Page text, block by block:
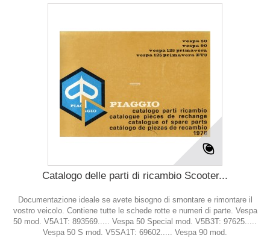
Catalogo delle parti di ricambio Scooter...
Documentazione ideale se avete bisogno di smontare e rimontare il
vostro veicolo. Contiene tutte le schede rotte e numeri di parte. Vespa
50 mod. V5A1T: 893569..... Vespa 50 Special mod. V5B3T: 97625.....
Vespa 50 S mod. V5SA1T: 69602..... Vespa 90 mod.